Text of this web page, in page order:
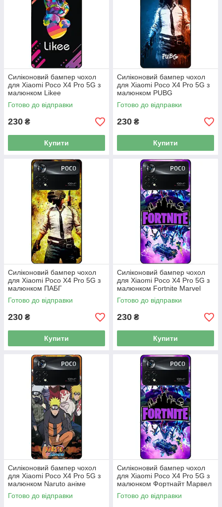
Силіконовий бампер чохол
для Xiaomi Poco X4 Pro 5G з
малюнком Likee
Готово до відправки
230 ₴
Купити
Силіконовий бампер чохол
для Xiaomi Poco X4 Pro 5G з
малюнком PUBG
Готово до відправки
230 ₴
Купити
Силіконовий бампер чохол
для Xiaomi Poco X4 Pro 5G з
малюнком ПАБГ
Готово до відправки
230 ₴
Купити
Силіконовий бампер чохол
для Xiaomi Poco X4 Pro 5G з
малюнком Fortnite Marvel
Готово до відправки
230 ₴
Купити
Силіконовий бампер чохол
для Xiaomi Poco X4 Pro 5G з
малюнком Naruto аніме
Готово до відправки
Силіконовий бампер чохол
для Xiaomi Poco X4 Pro 5G з
малюнком Фортнайт Марвел
Готово до відправки